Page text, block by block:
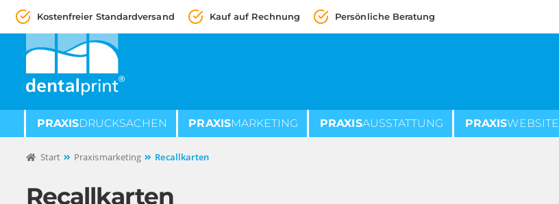
Kostenfreier Standardversand Kauf auf Rechnung Persönliche Beratung
Navigation
Inhalt
PRAXISDRUCKSACHEN PRAXISMARKETING PRAXISAUSSTATTUNG PRAXISWEBSITE
Start Praxismarketing Recallkarten
Recallkarten